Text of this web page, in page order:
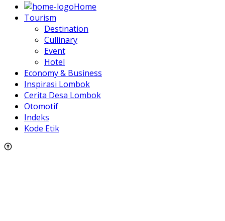
Home
Tourism
Destination
Cullinary
Event
Hotel
Economy & Business
Inspirasi Lombok
Cerita Desa Lombok
Otomotif
Indeks
Kode Etik